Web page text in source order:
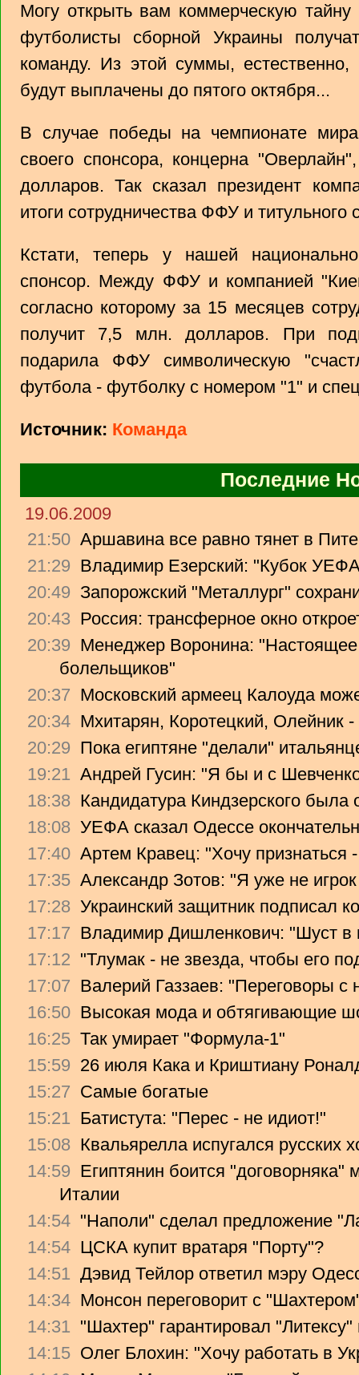
Могу открыть вам коммерческую
футболисты сборной Украины
команду. Из этой суммы,
будут выплачены до пятого октября...
В случае победы на чемпионате
своего спонсора, концерна
долларов. Так сказал президент
итоги сотрудничества ФФУ и
Кстати, теперь у нашей
спонсор. Между ФФУ и компанией
согласно которому за 15 месяцев
получит 7,5 млн. долларов. При
подарила ФФУ символическую
футбола - футболку с номером "1" и
Источник: Команда
Последние
19.06.2009
21:50 Аршавина все равно тянет в
21:29 Владимир Езерский: "Кубок
20:49 Запорожский "Металлург"
20:43 Россия: трансферное окно
20:39 Менеджер Воронина: "Настоящее
болельщиков"
20:37 Московский армеец Калоуда
20:34 Мхитарян, Коротецкий, Олейник -
20:29 Пока египтяне "делали"
19:21 Андрей Гусин: "Я бы и с
18:38 Кандидатура Киндзерского была
18:08 УЕФА сказал Одессе
17:40 Артем Кравец: "Хочу признаться
17:35 Александр Зотов: "Я уже не
17:28 Украинский защитник подписал
17:17 Владимир Дишленкович: "Шуст в
17:12 "Тлумак - не звезда, чтобы его
17:07 Валерий Газзаев: "Переговоры с
16:50 Высокая мода и обтягивающие
16:25 Так умирает "Формула-1"
15:59 26 июля Кака и Криштиану
15:27 Самые богатые
15:21 Батистута: "Перес - не идиот!"
15:08 Квальярелла испугался русских
14:59 Египтянин боится
Италии
14:54 "Наполи" сделал предложение
14:54 ЦСКА купит вратаря "Порту"?
14:51 Дэвид Тейлор ответил мэру
14:34 Монсон переговорит с
14:31 "Шахтер" гарантировал
14:15 Олег Блохин: "Хочу работать в